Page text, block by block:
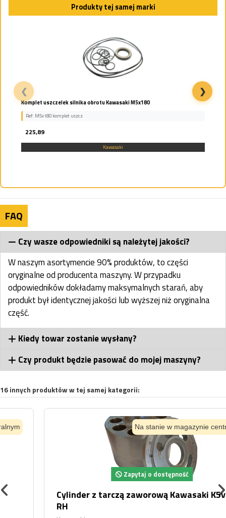
Produkty tej samej marki
KOMPLET TŁOCZKÓW TŁOCZKI ZESTAW VOLVO EC240
Ref: K5V140PISTONS
1 783,50
Kawasaki
❮ ❯
FAQ
Czy wasze odpowiedniki są należytej jakości?
W naszym asortymencie 90% produktów, to części
oryginalne od producenta maszyny. W przypadku
odpowiedników dokładamy maksymalnych starań, aby
produkt był identycznej jakości lub wyższej niż oryginalna
część.
Kiedy towar zostanie wysłany?
Czy produkt będzie pasować do mojej maszyny?
16 innych produktów w tej samej kategorii:
Na stanie w magazynie centralnym
Zapytaj o dostępność
Cylinder z tarczą zaworową Kawasaki K5v212